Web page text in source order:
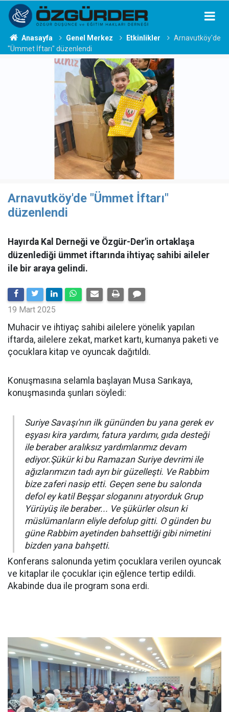
Anasayfa Genel Merkez Etkinlikler
Arnavutköy'de
"Ümmet İftarı" düzenlendi
Arnavutköy'de "Ümmet İftarı"
düzenlendi
Hayırda Kal Derneği ve Özgür-Der'in ortaklaşa
düzenlediği ümmet iftarında ihtiyaç sahibi aileler
ile bir araya gelindi.
19 Mart 2025
Muhacir ve ihtiyaç sahibi ailelere yönelik yapılan
iftarda, ailelere zekat, market kartı, kumanya paketi ve
çocuklara kitap ve oyuncak dağıtıldı.
Konuşmasına selamla başlayan Musa Sarıkaya,
konuşmasında şunları söyledi:
Suriye Savaşı'nın ilk gününden bu yana gerek ev
eşyası kira yardımı, fatura yardımı, gıda desteği
ile beraber aralıksız yardımlarımız devam
ediyor.Şükür ki bu Ramazan Suriye devrimi ile
ağızlarımızın tadı ayrı bir güzelleşti. Ve Rabbim
bize zaferi nasip etti. Geçen sene bu salonda
defol ey katil Beşşar sloganını atıyorduk Grup
Yürüyüş ile beraber... Ve şükürler olsun ki
müslümanların eliyle defolup gitti. O günden bu
güne Rabbim ayetinden bahsettiği gibi nimetini
bizden yana bahşetti.
Konferans salonunda yetim çocuklara verilen oyuncak
ve kitaplar ile çocuklar için eğlence tertip edildi.
Akabinde dua ile program sona erdi.